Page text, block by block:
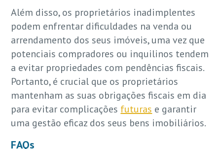
Além disso, os proprietários inadimplentes
podem enfrentar dificuldades na venda ou
arrendamento dos seus imóveis, uma vez que
potenciais compradores ou inquilinos tendem
a evitar propriedades com pendências fiscais.
Portanto, é crucial que os proprietários
mantenham as suas obrigações fiscais em dia
para evitar complicações futuras e garantir
uma gestão eficaz dos seus bens imobiliários.
FAQs